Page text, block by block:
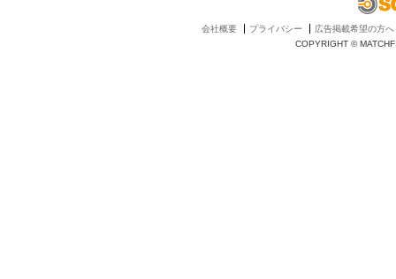
会社概要 プライバシー
広告掲載希望の方へ
COPYRIGHT ©